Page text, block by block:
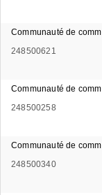
Communauté de
248500621
Communauté de
248500258
Communauté de
248500340